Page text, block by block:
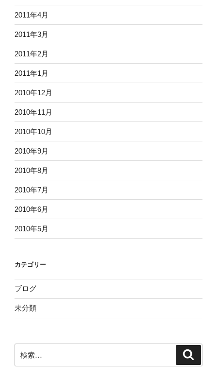
2011年4月
2011年3月
2011年2月
2011年1月
2010年12月
2010年11月
2010年10月
2010年9月
2010年8月
2010年7月
2010年6月
2010年5月
カテゴリー
ブログ
未分類
索: